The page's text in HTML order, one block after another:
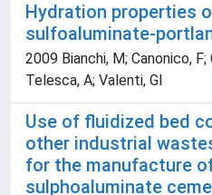
Hydration properties
sulfoaluminate-
2009 Bianchi, M; Canonico,
Telesca, A; Valenti, Gl
Use of fluidized bed
other industrial
for the manufacture
sulphoaluminate